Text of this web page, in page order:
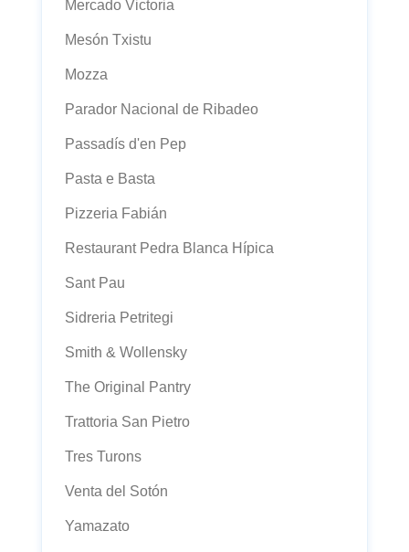
Mercado Victoria
Mesón Txistu
Mozza
Parador Nacional de Ribadeo
Passadís d'en Pep
Pasta e Basta
Pizzeria Fabián
Restaurant Pedra Blanca Hípica
Sant Pau
Sidreria Petritegi
Smith & Wollensky
The Original Pantry
Trattoria San Pietro
Tres Turons
Venta del Sotón
Yamazato